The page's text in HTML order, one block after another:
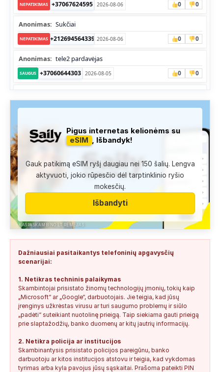
NEPATIKIMAS +37067624595 2026-08-06 0 0
Anonimas: Sukčiai
NEPATIKIMAS +212694564339 2026-08-06 0 0
Anonimas: tele2 pardavėjas
SAUGUS +37060644303 2026-08-05 0 0
NEPATIKIMAS +37052041945 2026-08-05 0 0
Administracija: Užfiksuota, kad apie šį numerį buvo rašoma
daug teigiamų komentarų...
Anonimas:
Labai gera pagalbininke, konsultavausi ne karta
del teises mokslu
SAUGUS +37060763626 2026-08-04 2
Anonimas: Paskambino kažkokia [vardas paslėptas] ir siūlo
susipažint. Skamba kaip dirbtinio...
Jonas: Vivus.lt
Anonimas: Gauta SMS žinutė: " Moters neturi?
NEPATIKIMAS +37060388940 2026-08-02 0
Keista: Sukčių stacionaraus telefono numeris tiesiog Vilniaus
+37052041945 2026-08-01
KASPASKAMBINO.LT RĖMĖJAS
Pigus internetas kelionėms su
eSIM , Išbandyk!
Gauk patikimą eSIM ryšį daugiau nei 150 šalių. Lengva
aktyvuoti, jokio rūpesčio dėl tarptinklinio ryšio
mokesčių.
Išbandyti
Dažniausiai pasitaikantys telefoninių apgavysčių
scenarijai:
1. Netikras techninis palaikymas
Skambintojai prisistato žinomų technologijų įmonių, tokių kaip
„Microsoft“ ar „Google“, darbuotojais. Jie teigia, kad jūsų
įrenginys užkrėstas virusu ar turi saugumo problemų ir siūlo
„padėti“ suteikiant nuotolinę prieigą. Taip siekiama gauti prieigą
prie slaptažodžių, banko duomenų ar kitų jautrių informacijų.
2. Netikra policija ar institucijos
Skambinantysis prisistato policijos pareigūnu, banko
darbuotoju ar kitos institucijos atstovu ir teigia, kad vykdomas
tyrimas arba kyla pavojus jūsų sąskaitai. Prašoma pateikti PIN